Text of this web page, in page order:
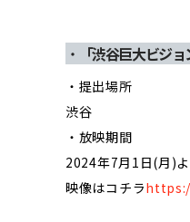
・ 「渋谷巨大ビジ
・提出場所
渋谷
・放映期間
2024年7月1日(月)よ
映像はコチラ